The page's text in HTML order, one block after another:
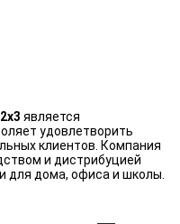
2x3 является
удовлетворить
клиентов. Компания
и дистрибуцией
для дома, офиса и школы.